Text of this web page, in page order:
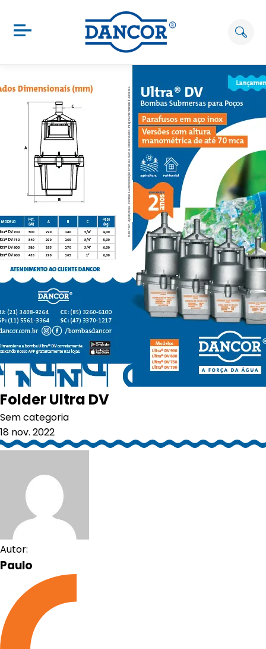
Folder Ultra DV
Sem categoria
18 nov. 2022
Autor:
Paulo